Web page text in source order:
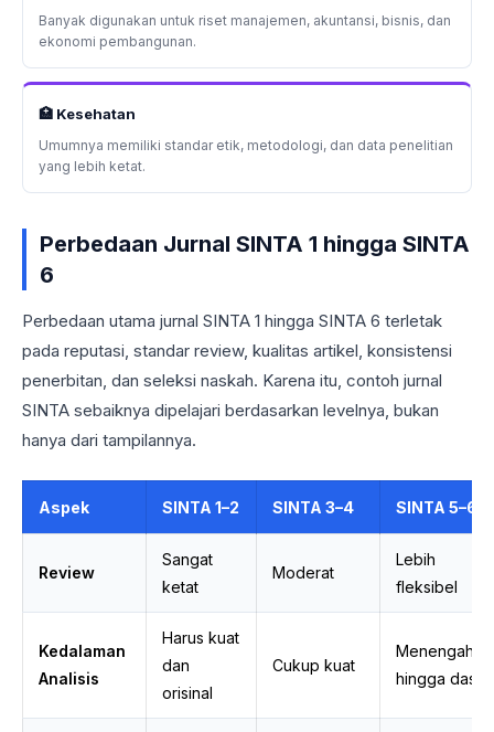
Banyak digunakan untuk riset manajemen, akuntansi, bisnis, dan
ekonomi pembangunan.
🏥 Kesehatan
Umumnya memiliki standar etik, metodologi, dan data penelitian
yang lebih ketat.
Perbedaan Jurnal SINTA 1 hingga SINTA
6
Perbedaan utama jurnal SINTA 1 hingga SINTA 6 terletak
pada reputasi, standar review, kualitas artikel, konsistensi
penerbitan, dan seleksi naskah. Karena itu, contoh jurnal
SINTA sebaiknya dipelajari berdasarkan levelnya, bukan
hanya dari tampilannya.
Aspek SINTA 1–2 SINTA 3–4 SINTA 5–6
Review
Sangat
ketat
Moderat
Lebih
fleksibel
Kedalaman
Analisis
Harus kuat
dan
orisinal
Cukup kuat
Menengah
hingga dasar